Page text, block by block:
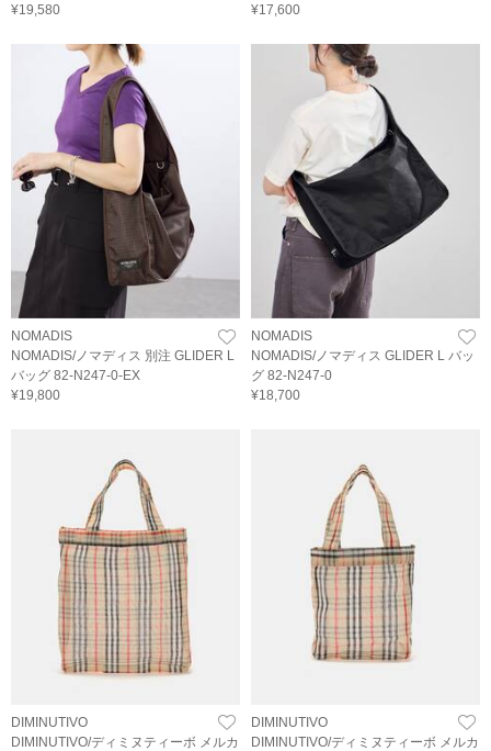
¥19,580
¥17,600
NOMADIS
NOMADIS/ノマディス 別注 GLIDER L
バッグ 82-N247-0-EX
¥19,800
NOMADIS
NOMADIS/ノマディス GLIDER L バッ
グ 82-N247-0
¥18,700
DIMINUTIVO
DIMINUTIVO/ディミヌティーボ メルカ
DIMINUTIVO
DIMINUTIVO/ディミヌティーボ メルカ